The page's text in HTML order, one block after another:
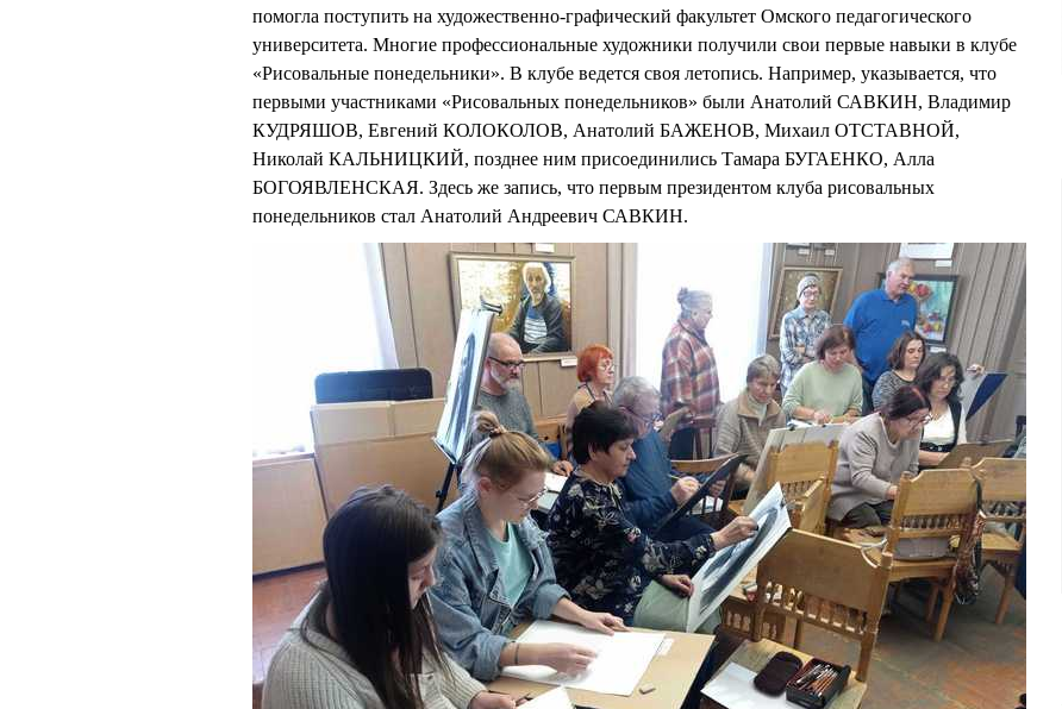
помогла поступить на художественно-графический факультет Омского педагогического
университета. Многие профессиональные художники получили свои первые навыки в клубе
«Рисовальные понедельники». В клубе ведется своя летопись. Например, указывается, что
первыми участниками «Рисовальных понедельников» были Анатолий САВКИН, Владимир
КУДРЯШОВ, Евгений КОЛОКОЛОВ, Анатолий БАЖЕНОВ, Михаил ОТСТАВНОЙ,
Николай КАЛЬНИЦКИЙ, позднее ним присоединились Тамара БУГАЕНКО, Алла
БОГОЯВЛЕНСКАЯ. Здесь же запись, что первым президентом клуба рисовальных
понедельников стал Анатолий Андреевич САВКИН.